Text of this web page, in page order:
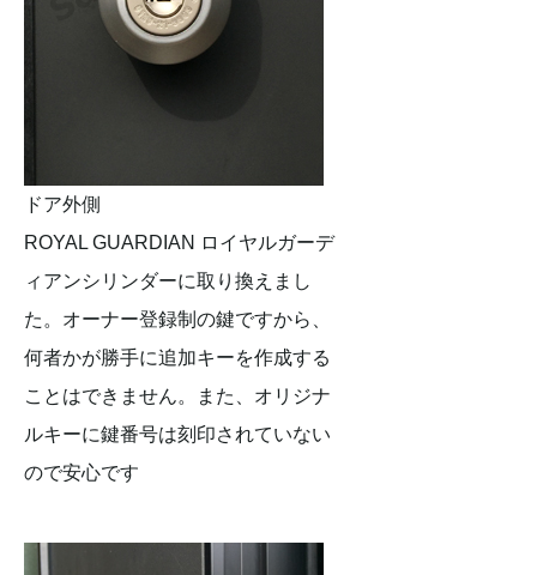
ドア外側
ROYAL GUARDIAN ロイヤルガーデ
ィアンシリンダーに取り換えまし
た。オーナー登録制の鍵ですから、
何者かが勝手に追加キーを作成する
ことはできません。また、オリジナ
ルキーに鍵番号は刻印されていない
ので安心です